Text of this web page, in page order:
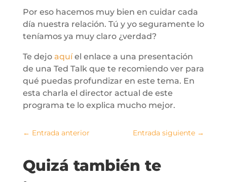
Por eso hacemos muy bien en cuidar cada
día nuestra relación. Tú y yo seguramente lo
teníamos ya muy claro ¿verdad?
Te dejo aquíel enlace a una presentación
de una Ted Talk que te recomiendo ver para
qué puedas profundizar en este tema. En
esta charla el director actual de este
programa te lo explica mucho mejor.
← Entrada anterior Entrada siguiente →
Quizá también te